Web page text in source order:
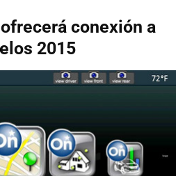
conexión a
2015